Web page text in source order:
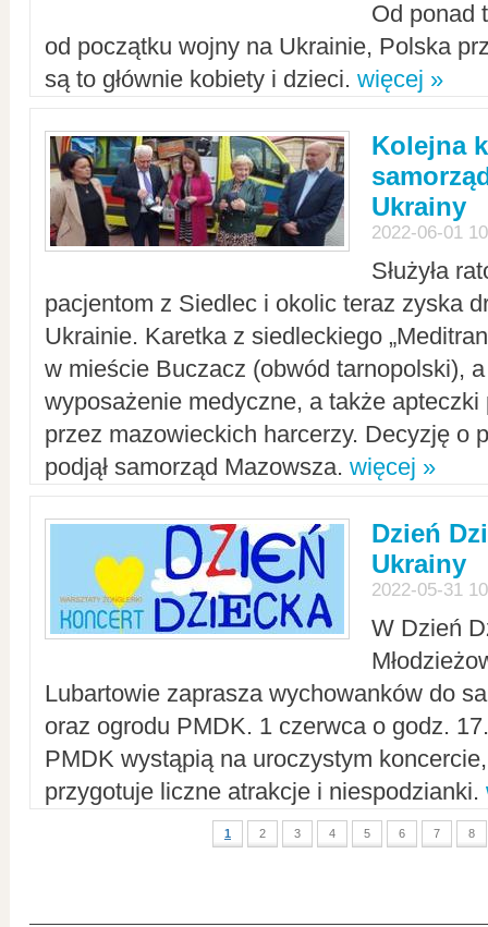
Od ponad
od początku wojny na Ukrainie, Polska
są to głównie kobiety i dzieci. więcej »
Kolejna
Ukrainy
2022-06-01
Służyła
pacjentom z Siedlec i okolic teraz zyska
Ukrainie. Karetka z siedleckiego
w mieście Buczacz (obwód tarnopolski),
wyposażenie medyczne, a także apteczki
przez mazowieckich harcerzy. Decyzję o
podjął samorząd Mazowsza. więcej »
Dzień
Ukrainy
2022-05-31
W Dzień
Lubartowie zaprasza wychowanków do
oraz ogrodu PMDK. 1 czerwca o godz.
PMDK wystąpią na uroczystym
przygotuje liczne atrakcje i niespodzianki.
1 2 3 4 5 6 7 8